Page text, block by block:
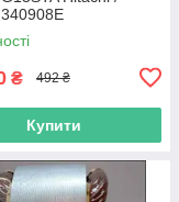
₴ 492 ₴
Купити